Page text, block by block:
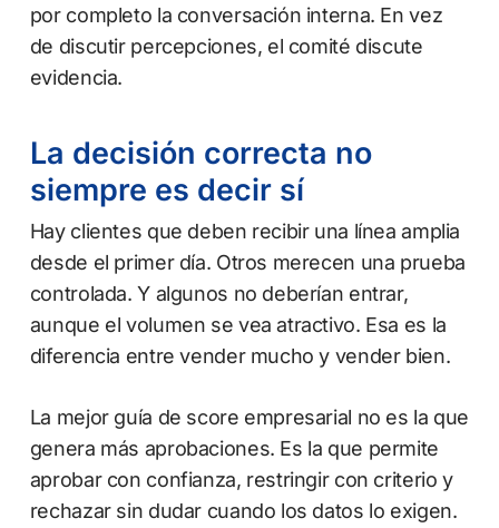
por completo la conversación interna. En vez
de discutir percepciones, el comité discute
evidencia.
La decisión correcta no
siempre es decir sí
Hay clientes que deben recibir una línea amplia
desde el primer día. Otros merecen una prueba
controlada. Y algunos no deberían entrar,
aunque el volumen se vea atractivo. Esa es la
diferencia entre vender mucho y vender bien.
La mejor guía de score empresarial no es la que
genera más aprobaciones. Es la que permite
aprobar con confianza, restringir con criterio y
rechazar sin dudar cuando los datos lo exigen.